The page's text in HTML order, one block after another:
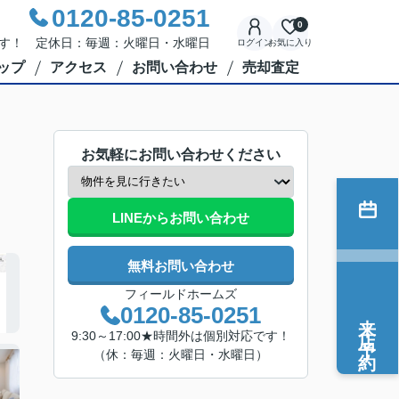
0120-85-0251
！ 定休日：毎週：火曜日・水曜日 ログインお気に入り
0
プ アクセス お問い合わせ 売却査定
お気軽にお問い合わせください
LINEからお問い合わせ
無料お問い合わせ
フィールドホームズ
0120-85-0251
9:30～17:00★時間外は個別対応です！
（休：毎週：火曜日・水曜日）
来店予約